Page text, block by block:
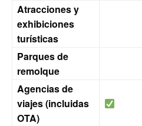
Atracciones y
exhibiciones
turísticas
Parques de
remolque
Agencias de
viajes (incluidas
OTA)